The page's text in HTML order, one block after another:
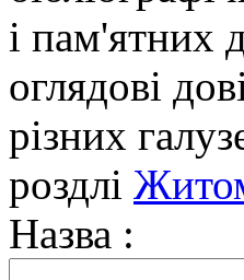
і пам'ятних
оглядові
різних
роздлі
Назва :